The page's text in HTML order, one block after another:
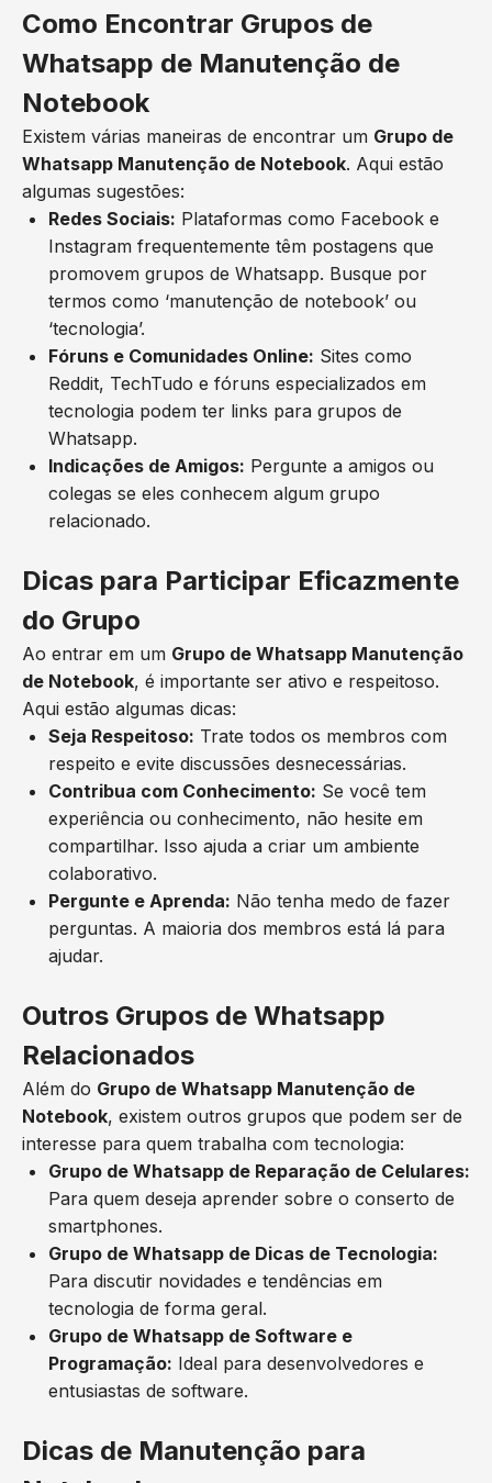
Como Encontrar Grupos de
Whatsapp de Manutenção de
Notebook
Existem várias maneiras de encontrar um Grupo de
Whatsapp Manutenção de Notebook. Aqui estão
algumas sugestões:
Redes Sociais: Plataformas como Facebook e
Instagram frequentemente têm postagens que
promovem grupos de Whatsapp. Busque por
termos como ‘manutenção de notebook’ ou
‘tecnologia’.
Fóruns e Comunidades Online: Sites como
Reddit, TechTudo e fóruns especializados em
tecnologia podem ter links para grupos de
Whatsapp.
Indicações de Amigos: Pergunte a amigos ou
colegas se eles conhecem algum grupo
relacionado.
Dicas para Participar Eficazmente
do Grupo
Ao entrar em um Grupo de Whatsapp Manutenção
de Notebook, é importante ser ativo e respeitoso.
Aqui estão algumas dicas:
Seja Respeitoso: Trate todos os membros com
respeito e evite discussões desnecessárias.
Contribua com Conhecimento: Se você tem
experiência ou conhecimento, não hesite em
compartilhar. Isso ajuda a criar um ambiente
colaborativo.
Pergunte e Aprenda: Não tenha medo de fazer
perguntas. A maioria dos membros está lá para
ajudar.
Outros Grupos de Whatsapp
Relacionados
Além do Grupo de Whatsapp Manutenção de
Notebook, existem outros grupos que podem ser de
interesse para quem trabalha com tecnologia:
Grupo de Whatsapp de Reparação de Celulares:
Para quem deseja aprender sobre o conserto de
smartphones.
Grupo de Whatsapp de Dicas de Tecnologia:
Para discutir novidades e tendências em
tecnologia de forma geral.
Grupo de Whatsapp de Software e
Programação: Ideal para desenvolvedores e
entusiastas de software.
Dicas de Manutenção para